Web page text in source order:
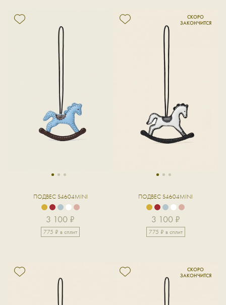
1 2 3
ПОДВЕС S4604MINI
3 100 ₽
775 ₽ в сплит
1 2 3
ПОДВЕС S4604MINI
3 100 ₽
775 ₽ в сплит